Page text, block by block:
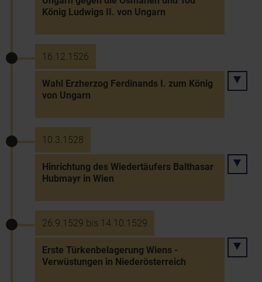
König Ludwigs II. von Ungarn
16.12.1526
Wahl Erzherzog Ferdinands I. zum König
von Ungarn
10.3.1528
Hinrichtung des Wiedertäufers Balthasar
Hubmayr in Wien
26.9.1529 bis 14.10.1529
Erste Türkenbelagerung Wiens -
Verwüstungen in Niederösterreich